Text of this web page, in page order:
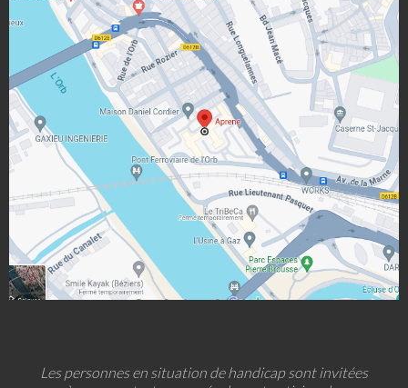
Les personnes en situation de handicap sont invitées